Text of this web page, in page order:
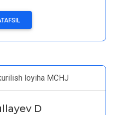
loyiha MCHJ
D